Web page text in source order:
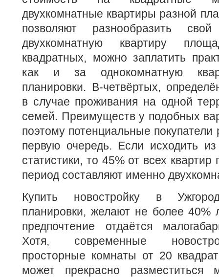
двухкомнатные квартиры разной
позволяют разнообразить
двухкомнатную квартиру
квадратных, можно заплатить
как и за однокомнатную
планировки. В-четвёртых,
в случае проживания на одной
семей. Преимуществ у подобных
поэтому потенциальные
первую очередь. Если исходить
статистики, то 45% от всех
период составляют именно
Купить новостройку в
планировки, желают не более
предпочтение отдаётся
Хотя, современные
просторные комнаты от 20
может прекрасно разместиться